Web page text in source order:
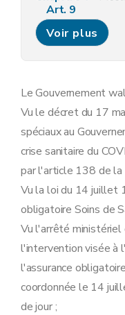
Art. 9
Chapitre VI Mesures
Art. 10
Chapitre VII
Art. 12
Art. 13
Chapitre X Mesures
Chapitre XI
Art. 15
Voir plus
Le Gouvernement
Vu le décret du 17
spéciaux au
crise sanitaire du
par l'article 138 de la
Vu la loi du 14 juillet
obligatoire Soins de
Vu l'arrêté
l'intervention visée à
l'assurance
coordonnée le 14
de jour ;